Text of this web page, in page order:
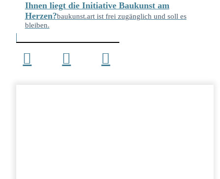
Ihnen liegt die Initiative Baukunst am
Herzen?baukunst.art ist frei zugänglich und soll es
bleiben.